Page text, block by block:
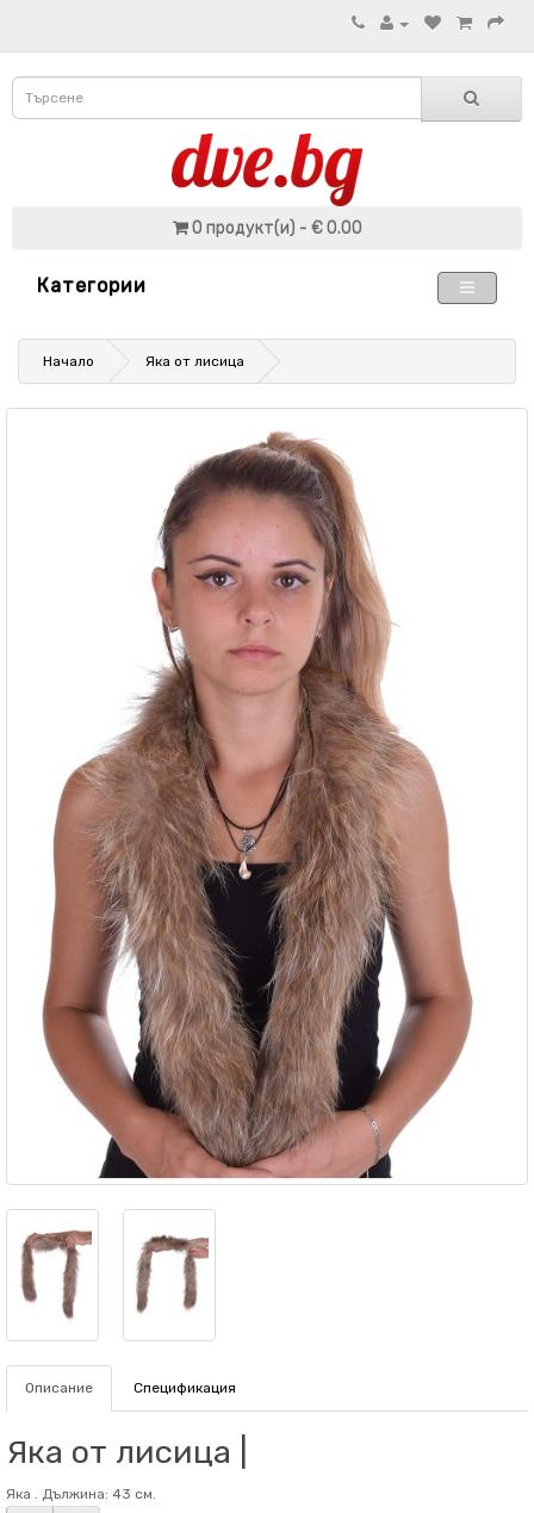
0 продукт(и) - € 0.00
Категории
Начало Яка от лисица
Описание Спецификация
Яка от лисица |
Яка . Дължина: 43 см.